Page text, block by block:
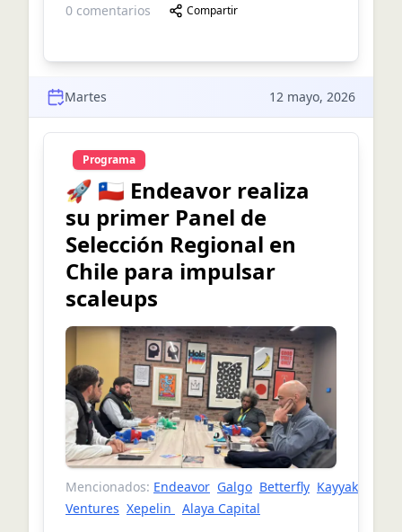
0 comentarios Compartir
Martes 12 mayo, 2026
Programa
🚀 🇨🇱 Endeavor realiza
su primer Panel de
Selección Regional en
Chile para impulsar
scaleups
Mencionados: Endeavor Galgo Betterfly Kayyak
Ventures Xepelin
Alaya Capital